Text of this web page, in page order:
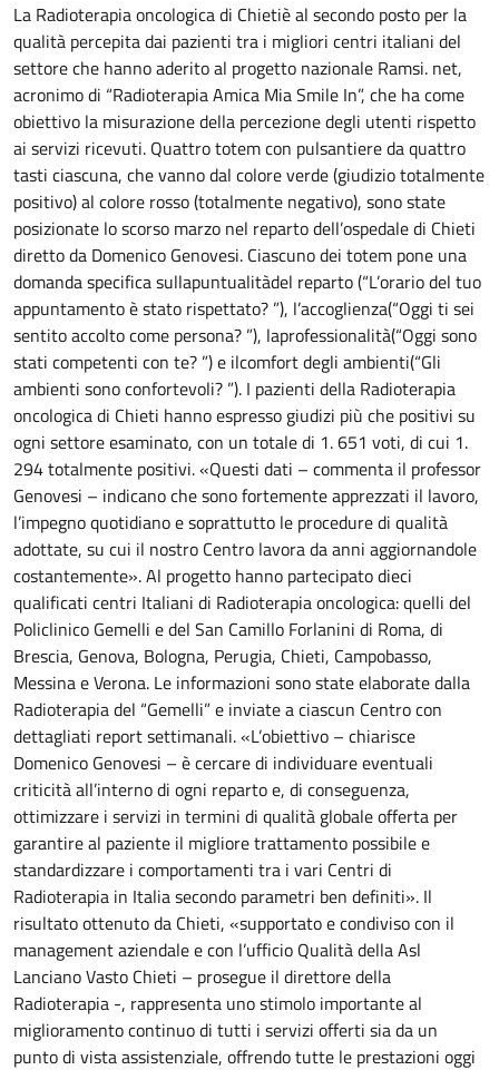
La Radioterapia oncologica di Chietiè al secondo posto per la
qualità percepita dai pazienti tra i migliori centri italiani del
settore che hanno aderito al progetto nazionale Ramsi. net,
acronimo di “Radioterapia Amica Mia Smile In”, che ha come
obiettivo la misurazione della percezione degli utenti rispetto
ai servizi ricevuti. Quattro totem con pulsantiere da quattro
tasti ciascuna, che vanno dal colore verde (giudizio totalmente
positivo) al colore rosso (totalmente negativo), sono state
posizionate lo scorso marzo nel reparto dell’ospedale di Chieti
diretto da Domenico Genovesi. Ciascuno dei totem pone una
domanda specifica sullapuntualitàdel reparto (“L’orario del tuo
appuntamento è stato rispettato? ”), l’accoglienza(“Oggi ti sei
sentito accolto come persona? ”), laprofessionalità(“Oggi sono
stati competenti con te? ”) e ilcomfort degli ambienti(“Gli
ambienti sono confortevoli? ”). I pazienti della Radioterapia
oncologica di Chieti hanno espresso giudizi più che positivi su
ogni settore esaminato, con un totale di 1. 651 voti, di cui 1.
294 totalmente positivi. «Questi dati – commenta il professor
Genovesi – indicano che sono fortemente apprezzati il lavoro,
l’impegno quotidiano e soprattutto le procedure di qualità
adottate, su cui il nostro Centro lavora da anni aggiornandole
costantemente». Al progetto hanno partecipato dieci
qualificati centri Italiani di Radioterapia oncologica: quelli del
Policlinico Gemelli e del San Camillo Forlanini di Roma, di
Brescia, Genova, Bologna, Perugia, Chieti, Campobasso,
Messina e Verona. Le informazioni sono state elaborate dalla
Radioterapia del “Gemelli” e inviate a ciascun Centro con
dettagliati report settimanali. «L’obiettivo – chiarisce
Domenico Genovesi – è cercare di individuare eventuali
criticità all’interno di ogni reparto e, di conseguenza,
ottimizzare i servizi in termini di qualità globale offerta per
garantire al paziente il migliore trattamento possibile e
standardizzare i comportamenti tra i vari Centri di
Radioterapia in Italia secondo parametri ben definiti». Il
risultato ottenuto da Chieti, «supportato e condiviso con il
management aziendale e con l’ufficio Qualità della Asl
Lanciano Vasto Chieti – prosegue il direttore della
Radioterapia -, rappresenta uno stimolo importante al
miglioramento continuo di tutti i servizi offerti sia da un
punto di vista assistenziale, offrendo tutte le prestazioni oggi